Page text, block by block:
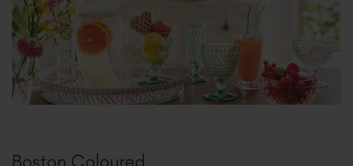
Boston Coloured